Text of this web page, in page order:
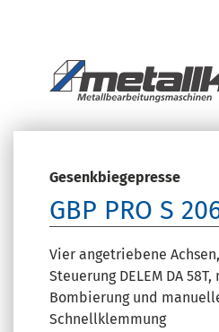
Gesenkbiegepresse
GBP PRO S
Vier angetriebene
Steuerung DELEM DA
Bombierung und
Schnellklemmung